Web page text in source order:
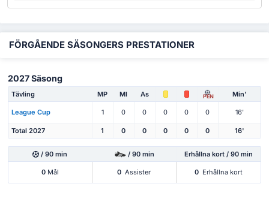
FÖRGÅENDE SÄSONGERS PRESTATIONER
2027 Säsong
Tävling MP Ml As PEN Min'
League Cup 1 0 0 0 0 0 16'
Total 2027 1 0 0 0 0 0 16'
/ 90 min / 90 min Erhållna kort / 90 min
0Mål 0 Assister 0 Erhållna kort